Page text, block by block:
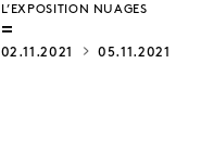
L’EXPOSITION NUAGES
02.11.2021 05.11.2021